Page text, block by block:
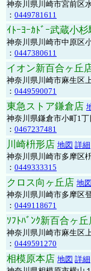
神奈川県川崎市宮前区
： 0449781611
ｲﾄｰﾖｰｶﾄﾞｰ武蔵小
神奈川県川崎市中原区
： 0447380611
イオン新百合ヶ丘
神奈川県川崎市麻生区
： 0449590071
東急ストア鎌倉店
神奈川県鎌倉市小町1
： 0467237481
川崎枡形店 地図 詳細
神奈川県川崎市多摩区
： 0449333315
クロス向ヶ丘店 地図
神奈川県川崎市多摩区
： 0449118671
ｿﾌﾄﾊﾞﾝｸ新百合ヶ
神奈川県川崎市麻生区
： 0449591270
相模原本店 地図 詳細